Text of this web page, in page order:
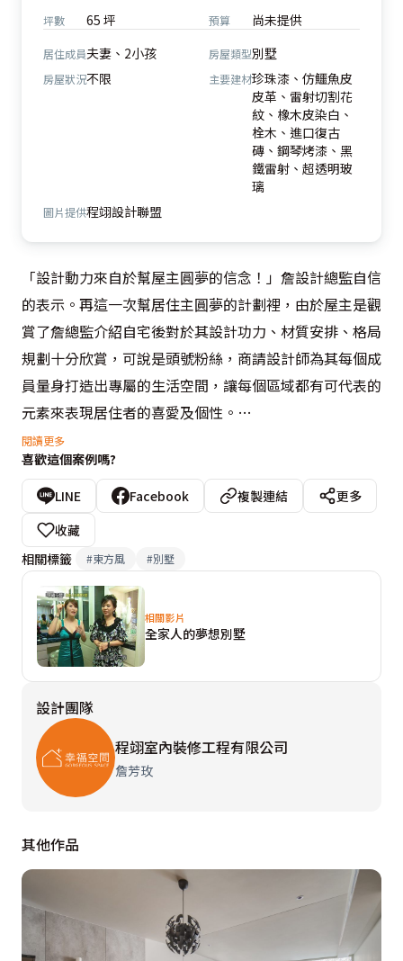
坪數 65 坪 預算 尚未提供
居住成員夫妻、2小孩 房屋類型別墅
房屋狀況不限 主要建材珍珠漆、仿鱷魚皮
皮革、雷射切割花
紋、橡木皮染白、
栓木、進口復古
磚、鋼琴烤漆、黑
鐵雷射、超透明玻
璃
圖片提供程翊設計聯盟
「設計動力來自於幫屋主圓夢的信念！」詹設計總監自信
的表示。再這一次幫居住主圓夢的計劃裡，由於屋主是觀
賞了詹總監介紹自宅後對於其設計功力、材質安排、格局
規劃十分欣賞，可說是頭號粉絲，商請設計師為其每個成
員量身打造出專屬的生活空間，讓每個區域都有可代表的
元素來表現居住者的喜愛及個性。
  玄關區域以白色鋼琴烤漆搭配黑鐵做雷射切割的效果作
為玄關屏風的設計，圖騰為延續沙發後方背牆的壁紙圖騰
元素為主，做虛實之間的呈現，穿衣鏡的安排上也同時呼
應了這種效果，設計上將相同的元素運用在三種不同的材
質，將玄關與室內區域做融洽的串聯效果。
  客廳透過對稱語彙表現新古典的優雅張力，而藉由顏色
對比的配置，搭組出豐富的生活風格。主牆面成為客餐廳
之間的介面，材質上運用了強化玻璃作雷射雕刻，後來上
漆處理，做成造型牆部份，具力挺、質感、與清透感，同
時阻隔了油煙部份。主牆下方以黑鐵雷射做成機櫃櫃體門
面，獨具特色。餐廳與廚房間，利用超透明玻璃的顏色完
美的將建商的廚具與後來設計櫃體做完美的接合，無形中
灰鏡包覆，讓空間較有深度。
  二樓梯間以端景的表現方式，採二進式方式，達到零動
線的設計方式安排出進入書房前的玄關區域，此為二個兒
子的閱讀區域，臺面設計上選用好保養、具時尚感的人造
閱讀更多
喜歡這個案例嗎?
LINE Facebook 複製連結
更多
收藏
相關標籤
#東方風 #別墅
相關影片
全家人的夢想別墅
設計團隊
程翊室內裝修工程有限公司
詹芳玫
其他作品